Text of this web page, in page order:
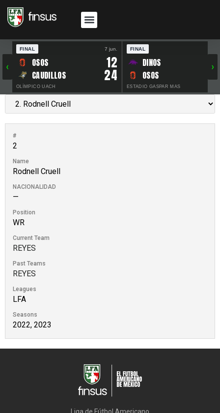
‹
FINAL 7 jun.
OSOS 12
CAUDILLOS 24
OLÍMPICO UACH
FINAL
DINOS
OSOS
ESTADIO GASPAR MAS
›
#
2
Name
Rodnell Cruell
NACIONALIDAD
—
Position
WR
Current Team
REYES
Past Teams
REYES
Leagues
LFA
Seasons
2022, 2023